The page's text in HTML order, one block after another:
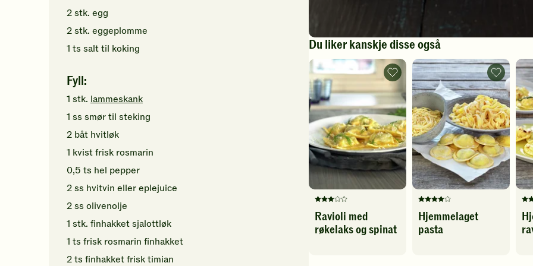
2stk. egg
2stk. eggeplomme
1 ts salttil koking
Fyll:
1 stk. lammeskank
1 ss smørtil steking
2 båt hvitløk
1 kvistfrisk rosmarin
0,5 ts hel pepper
2ss hvitvin eller eplejuice
2ss olivenolje
1 stk. finhakketsjalottløk
1 ts frisk rosmarin finhakket
2ts finhakketfrisk timian
Du liker kanskje disse også
Denne
oppskriften
har
Ravioli med
røkelaks og spinat
Ravioli
med
røkelaks
og
spinat
-
legg
til
favoritter
Denne
oppskriften
har
Hjemmelaget
pasta
pasta
-
legg
til
favoritter